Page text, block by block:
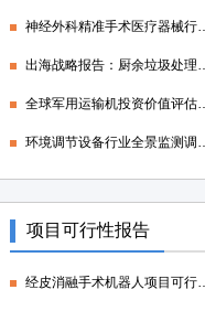
项目可行性报告